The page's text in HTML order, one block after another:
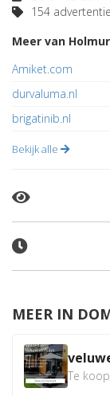
154
Meer van
Amiket.com
durvaluma.nl
brigatinib.nl
Bekijk alle
MEER IN